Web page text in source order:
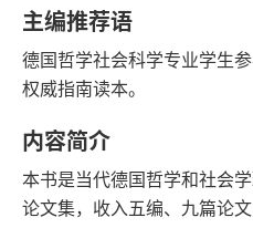
2023-08-01
发行日期
主编推荐语
德国哲学社会科学专业学生
权威指南读本。
内容简介
本书是当代德国哲学和社会
论文集，收入五编、九篇论